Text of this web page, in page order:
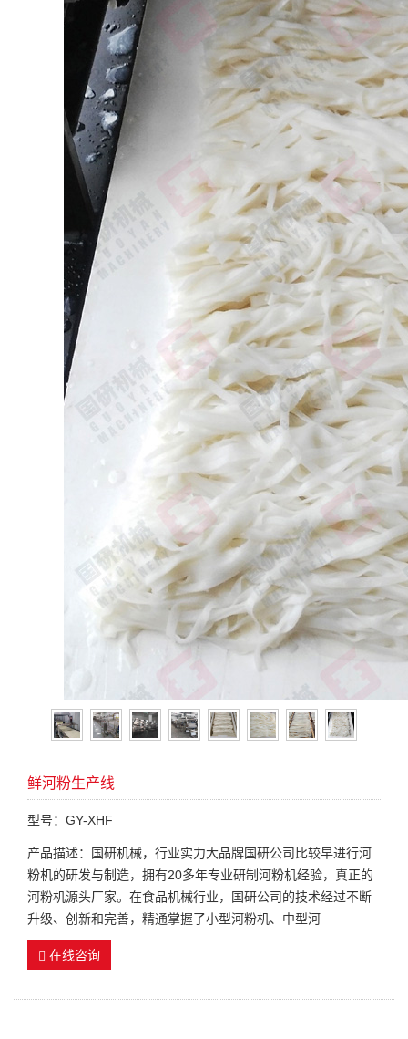
鲜河粉生产线
型号：GY-XHF
产品描述：国研机械，行业实力大品牌国研公司比较早进行河
粉机的研发与制造，拥有20多年专业研制河粉机经验，真正的
河粉机源头厂家。在食品机械行业，国研公司的技术经过不断
升级、创新和完善，精通掌握了小型河粉机、中型河
在线咨询